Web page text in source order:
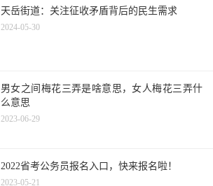
天岳街道：关注征收矛盾背后的民生需求
2024-05-30
男女之间梅花三弄是啥意思，女人梅花三弄什
么意思
2023-06-29
2022省考公务员报名入口，快来报名啦！
2023-05-21